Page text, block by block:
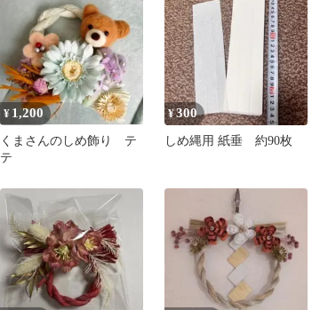
¥ 1,200
くまさんのしめ飾り テ
テ
¥300
しめ縄用 紙垂 約90枚